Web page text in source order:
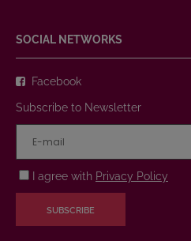
SOCIAL NETWORKS
Facebook
Subscribe to Newsletter
I agree with Privacy Policy
SUBSCRIBE